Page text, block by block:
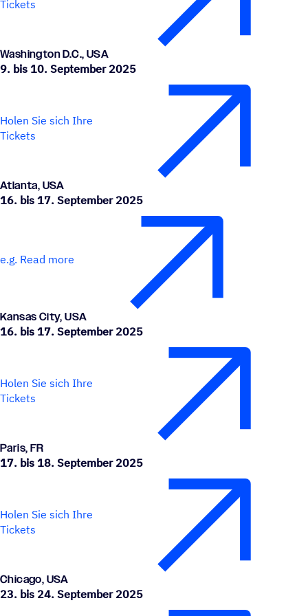
Tickets
Washing­ton D.C., USA
9. bis 10. September 2025
Holen Sie sich Ihre
Tickets
Atlanta, USA
16. bis 17. September 2025
e.g. Read more
Kansas City, USA
16. bis 17. September 2025
Holen Sie sich Ihre
Tickets
Paris, FR
17. bis 18. September 2025
Holen Sie sich Ihre
Tickets
Chicago, USA
23. bis 24. September 2025